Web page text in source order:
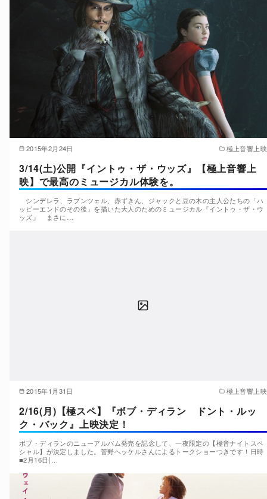
2015年2月24日 極上音響上映
3/14(土)公開『イントゥ・ザ・ウッズ』【極上音響上
映】で最高のミュージカル体験を。
シンデレラ、ラプンツェル、赤ずきん、ジャックと豆の木の主人公たちの「ハ
ッピーエンドのその後」を描いた大人のためのミュージカル『イントゥ・ザ・ウ
ッズ』 まさに…
2015年1月31日 極上音響上映
2/16(月)【極スペ】『ボブ・ディラン ドント・ルッ
ク・バック』上映決定！
ボブ・ディランのニューアルバム発売を記念して、一夜限定の【極音ナイトスペ
シャル】が決定しました。菅野ヘッケルさんによるトークショーつきです！日時
■2月16日(…